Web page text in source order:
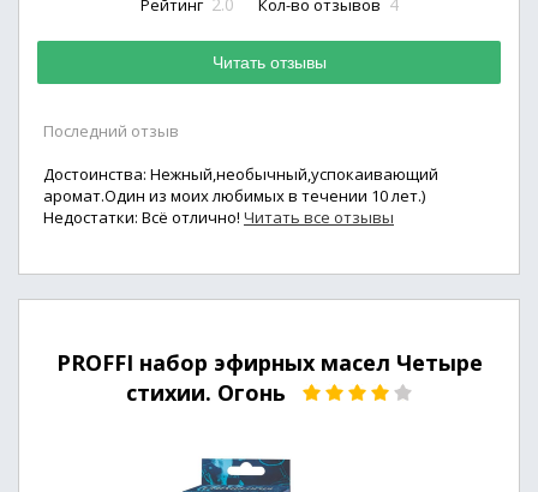
Рейтинг Кол-во отзывов
Читать отзывы
Последний отзыв
Достоинства: Нежный,необычный,успокаивающий
аромат.Один из моих любимых в течении 10 лет.)
Недостатки: Всё отлично! Читать все отзывы
PROFFI набор эфирных масел Четыре
стихии. Огонь